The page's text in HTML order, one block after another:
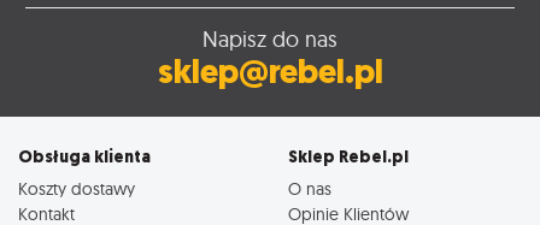
Napisz do nas
sklep@rebel.pl
Obsługa klienta
Koszty dostawy
Kontakt
Sklep Rebel.pl
O nas
Opinie Klientów